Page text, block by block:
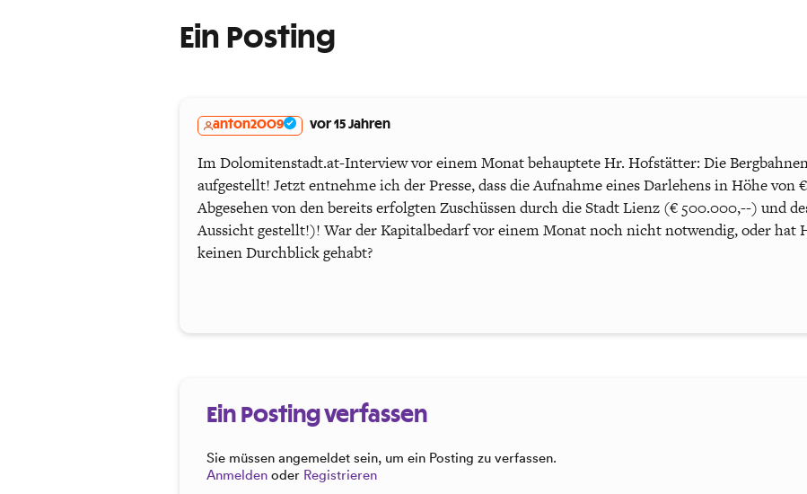
Ein Posting
anton2009 vor 15 Jahren
Im Dolomitenstadt.at-Interview vor einem Monat behauptete Hr. Hofstätter: Die
aufgestellt! Jetzt entnehme ich der Presse, dass die Aufnahme eines Darlehens in Höhe von
Abgesehen von den bereits erfolgten Zuschüssen durch die Stadt Lienz (€ 500.000,--) und
Aussicht gestellt!)! War der Kapitalbedarf vor einem Monat noch nicht notwendig, oder hat
keinen Durchblick gehabt?
Ein Posting verfassen
Sie müssen angemeldet sein, um ein Posting zu verfassen.
Anmelden oder Registrieren